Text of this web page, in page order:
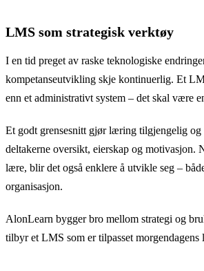
LMS som strategisk verktøy
I en tid preget av raske teknologiske
kompetanseutvikling skje kontinuerlig. Et
enn et administrativt system – det skal være
Et godt grensesnitt gjør læring tilgjengelig
deltakerne oversikt, eierskap og motivasjon.
lære, blir det også enklere å utvikle seg –
organisasjon.
AlonLearn bygger bro mellom strategi og
tilbyr et LMS som er tilpasset morgendagens